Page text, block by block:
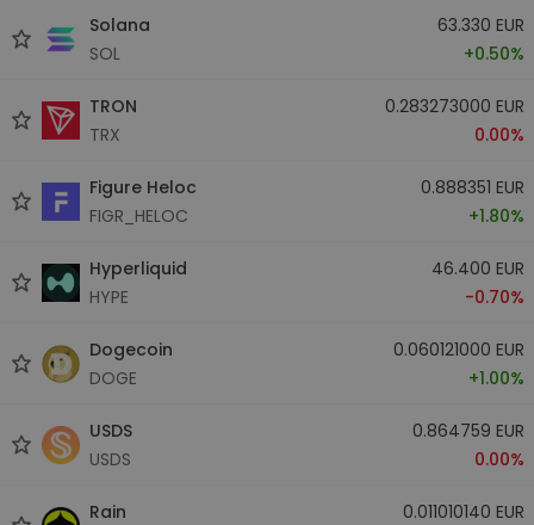
Solana
SOL
63.330 EUR
+0.50%
TRON
TRX
0.283273000 EUR
0.00%
Figure Heloc
FIGR_HELOC
0.888351 EUR
+1.80%
Hyperliquid
HYPE
46.400 EUR
-0.70%
Dogecoin
DOGE
0.060121000 EUR
+1.00%
USDS
USDS
0.864759 EUR
0.00%
Rain
0.011010140 EUR